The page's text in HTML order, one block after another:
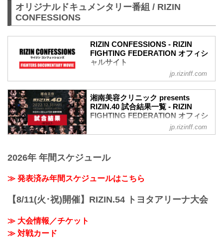
オリジナルドキュメンタリー番組 / RIZIN
CONFESSIONS
RIZIN CONFESSIONS - RIZIN
FIGHTING FEDERATION オフィシ
ャルサイト
RIZIN CONFESSIONS の記事一覧 - 格闘
「RIZIN FIGHTING FEDERATION」（ラ
イジン ファイティング フェデレーショ
ン）の情報・加盟団体について発信して
jp.rizinff.com
湘南美容クリニック presents
RIZIN.40 試合結果一覧 - RIZIN
FIGHTING FEDERATION オフィシ
RIZIN vs. Bellator全面対抗戦
（LOSE）ホベルト・サトシ・ソウザ vs.
AJ・マッキー（WIN）
3R 判定 （0-3）
≫ 試合結果詳細
jp.rizinff.com
2026年 年間スケジュール
≫ 発表済み年間スケジュールはこちら
【8/11(火･祝)開催】RIZIN.54 トヨタアリーナ大会
≫ 大会情報／チケット
≫ 対戦カード